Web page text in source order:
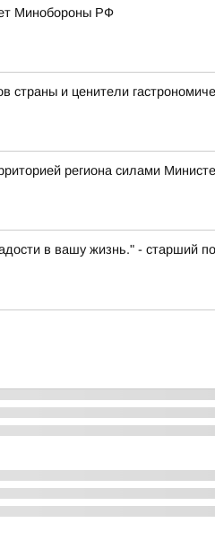
Минобороны РФ
и ценители
региона силами
в вашу жизнь." - старший